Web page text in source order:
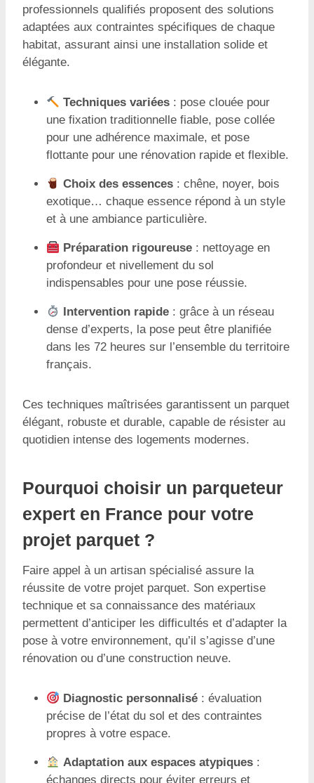
professionnels qualifiés proposent des solutions
adaptées aux contraintes spécifiques de chaque
habitat, assurant ainsi une installation solide et
élégante.
Techniques variées : pose clouée pour
une fixation traditionnelle fiable, pose collée
pour une adhérence maximale, et pose
flottante pour une rénovation rapide et flexible.
Choix des essences : chêne, noyer, bois
exotique… chaque essence répond à un style
et à une ambiance particulière.
Préparation rigoureuse : nettoyage en
profondeur et nivellement du sol
indispensables pour une pose réussie.
Intervention rapide : grâce à un réseau
dense d’experts, la pose peut être planifiée
dans les 72 heures sur l’ensemble du territoire
français.
Ces techniques maîtrisées garantissent un parquet
élégant, robuste et durable, capable de résister au
quotidien intense des logements modernes.
Pourquoi choisir un parqueteur
expert en France pour votre
projet parquet ?
Faire appel à un artisan spécialisé assure la
réussite de votre projet parquet. Son expertise
technique et sa connaissance des matériaux
permettent d’anticiper les difficultés et d’adapter la
pose à votre environnement, qu’il s’agisse d’une
rénovation ou d’une construction neuve.
Diagnostic personnalisé : évaluation
précise de l’état du sol et des contraintes
propres à votre espace.
Adaptation aux espaces atypiques :
échanges directs pour éviter erreurs et